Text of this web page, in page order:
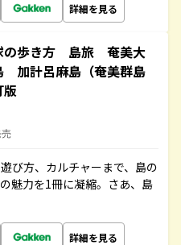
詳細を見る
の歩き方 島旅 奄美大
加計呂麻島（奄美群島
び方、カルチャーまで、島の
魅力を1冊に凝縮。さあ、島
詳細を見る